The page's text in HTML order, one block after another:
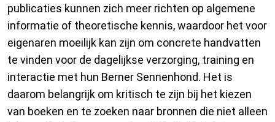
publicaties kunnen zich meer richten op algemene
informatie of theoretische kennis, waardoor het voor
eigenaren moeilijk kan zijn om concrete handvatten
te vinden voor de dagelijkse verzorging, training en
interactie met hun Berner Sennenhond. Het is
daarom belangrijk om kritisch te zijn bij het kiezen
van boeken en te zoeken naar bronnen die niet alleen